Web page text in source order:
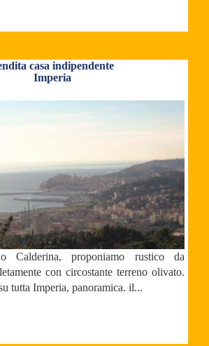
casa indipendente
Imperia
Calderina, proponiamo rustico da
con circostante terreno olivato.
tutta Imperia, panoramica. il...